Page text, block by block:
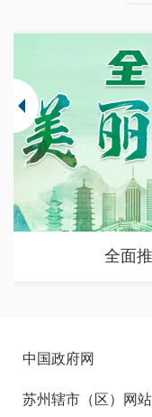
全面
中国政府网
苏州辖市（区）网站